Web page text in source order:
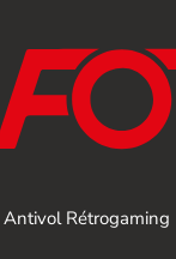
Antivol Rétrogaming